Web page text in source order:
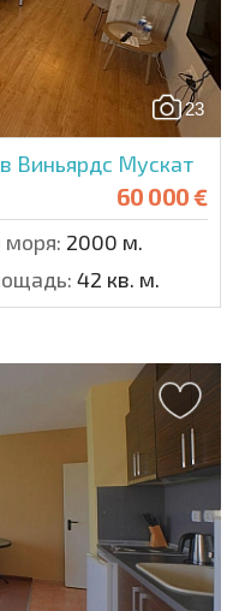
23
Виньярдс Мускат
60 000 €
моря: 2000 м.
42 кв. м.